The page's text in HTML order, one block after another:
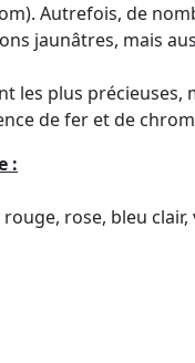
Autrefois, de
jaunâtres, mais
les plus précieuses,
de fer et de
:
rose, bleu clair,